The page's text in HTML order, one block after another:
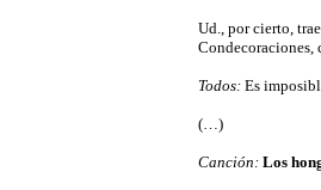
Ud., por cierto,
Condecoraciones,
Todos: Es
(…)
Canción: Los